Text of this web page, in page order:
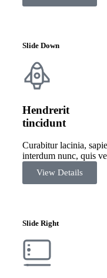
Slide Down
Hendrerit
tincidunt
Curabitur lacinia,
interdum nunc, quis
View Details
Slide Right